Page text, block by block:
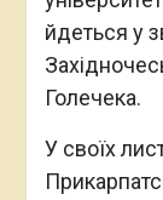
йдеться у
Голечека.
У своїх